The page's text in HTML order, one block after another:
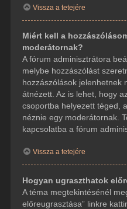
Vissza a tetejére
Miért kell a
moderátornak?
A fórum adminisztrátora
melybe hozzászólást
hozzászólások jelenhetnek
átnézett. Az is lehet, hogy
csoportba helyezett téged,
néznie egy moderátornak.
kapcsolatba a fórum
Vissza a tetejére
Hogyan ugraszthatok
A téma megtekintésénél
előreugrasztása” linkre